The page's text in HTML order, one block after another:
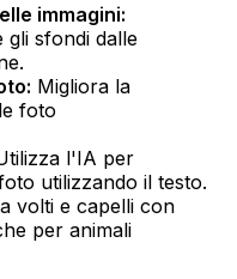
immagini:
gli sfondi dalle
Migliora la
foto
l'IA per
utilizzando il testo.
volti e capelli con
per animali